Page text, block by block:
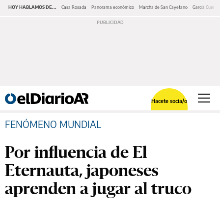
HOY HABLAMOS DE... Casa Rosada Panorama económico Marcha de San Cayetano García Cuerva
Hacete socia/o
FENÓMENO MUNDIAL
Por influencia de El
Eternauta, japoneses
aprenden a jugar al truco